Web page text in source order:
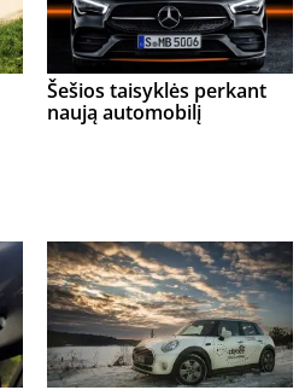
Šešios taisyklės perkant
naują automobilį